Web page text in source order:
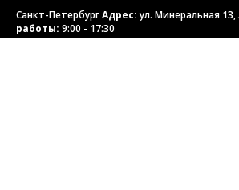
Санкт-ПетербургАдрес:ул. Минеральная
работы: 9:00 - 17:30